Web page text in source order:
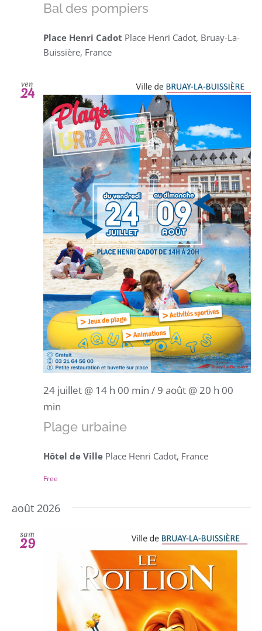
Bal des pompiers
Place Henri Cadot Place Henri Cadot, Bruay-La-
Buissière, France
ven
24
24 juillet @ 14 h 00 min / 9 août @ 20 h 00
min
Plage urbaine
Hôtel de Ville Place Henri Cadot, France
Free
août 2026
sam
29